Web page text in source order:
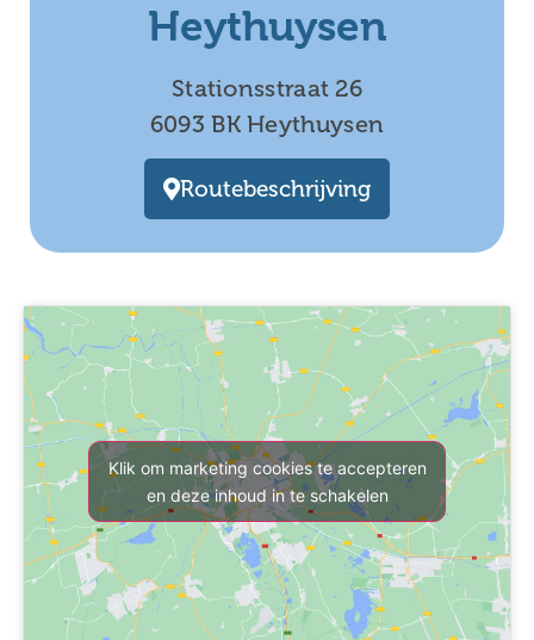
Heythuysen
Stationsstraat 26
6093 BK Heythuysen
Routebeschrijving
Klik om marketing cookies te accepteren
en deze inhoud in te schakelen